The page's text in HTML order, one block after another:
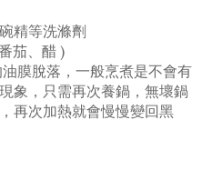
精等洗滌劑
茄、醋 )
膜脫落，一般烹煮是不會有
象，只需再次養鍋，無壞鍋
再次加熱就會慢慢變回黑